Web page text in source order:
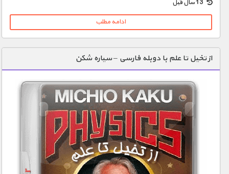
ادامه مطلب
از تخیل تا علم با دوبله فارسی – سیاره شکن